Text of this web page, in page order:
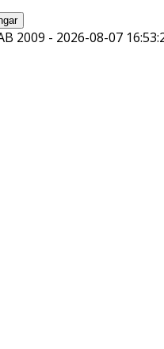
2009 - 2026-08-07